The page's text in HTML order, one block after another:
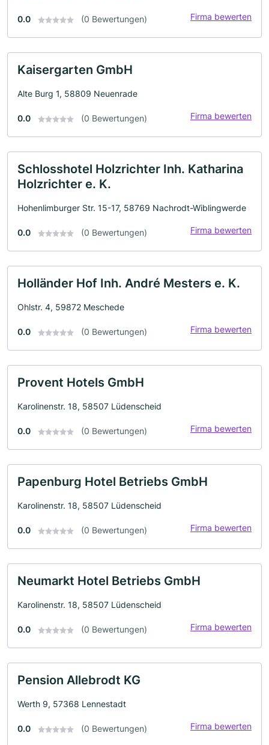
0.0 (0 Bewertungen) Firma bewerten
Kaisergarten GmbH
Alte Burg 1, 58809 Neuenrade
0.0 (0 Bewertungen) Firma bewerten
Schlosshotel Holzrichter Inh. Katharina
Holzrichter e. K.
Hohenlimburger Str. 15-17, 58769 Nachrodt-Wiblingwerde
0.0 (0 Bewertungen) Firma bewerten
Holländer Hof Inh. André Mesters e. K.
Ohlstr. 4, 59872 Meschede
0.0 (0 Bewertungen) Firma bewerten
Provent Hotels GmbH
Karolinenstr. 18, 58507 Lüdenscheid
0.0 (0 Bewertungen) Firma bewerten
Papenburg Hotel Betriebs GmbH
Karolinenstr. 18, 58507 Lüdenscheid
0.0 (0 Bewertungen) Firma bewerten
Neumarkt Hotel Betriebs GmbH
Karolinenstr. 18, 58507 Lüdenscheid
0.0 (0 Bewertungen) Firma bewerten
Pension Allebrodt KG
Werth 9, 57368 Lennestadt
0.0 (0 Bewertungen) Firma bewerten